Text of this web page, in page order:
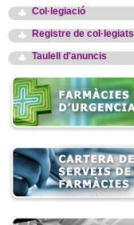
Col·legiació
Registre de col·legiats
Taulell d'anuncis